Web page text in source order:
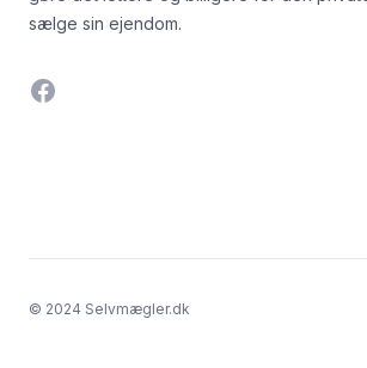
sælge sin ejendom.
Facebook
© 2024 Selvmægler.dk